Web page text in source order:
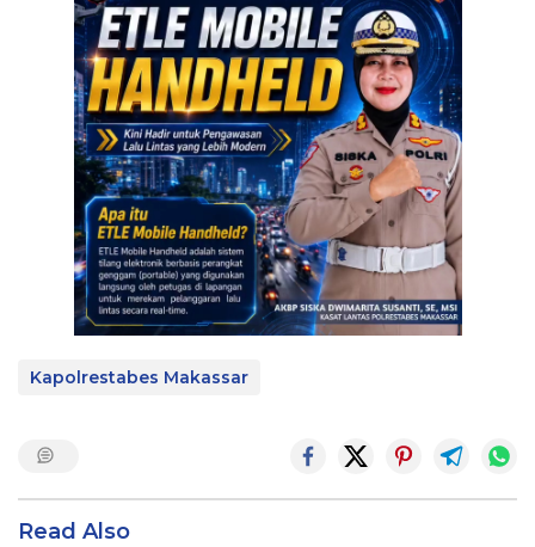
Kapolrestabes Makassar
Read Also